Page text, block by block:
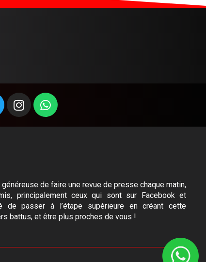
de faire une revue de presse chaque matin,
principalement ceux qui sont sur Facebook et
de passer à l’étape supérieure en créant cette
battus, et être plus proches de vous !